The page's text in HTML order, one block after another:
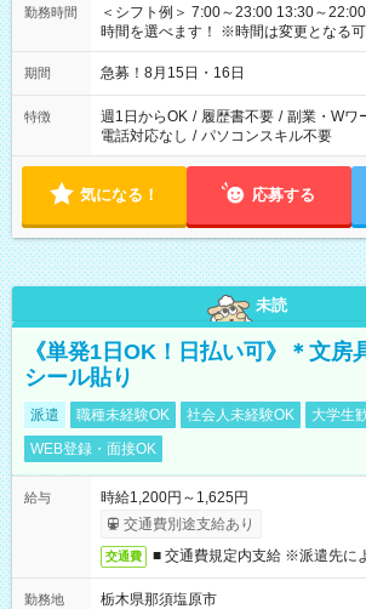
勤務時間
＜シフト例＞ 7:00～23:00 13:30～22:00 上記の時間から好きな
時間を選べます！ ※時間は変更となる
期間 急募！8月15日・16日
特徴 週1日からOK / 履歴書不要 / 副業・Wワ
電話対応なし / パソコンスキル不要
気になる！ 応募する
未読
《単発1日OK！日払い可》＊文房
シール貼り
派遣 職種未経験OK 社会人未経験OK 大学生
WEB登録・面接OK
給与
時給1,200円～1,625円
交通費別途支給あり
交通費 ■ 交通費規定内支給 ※派遣先に
勤務地
栃木県那須塩原市